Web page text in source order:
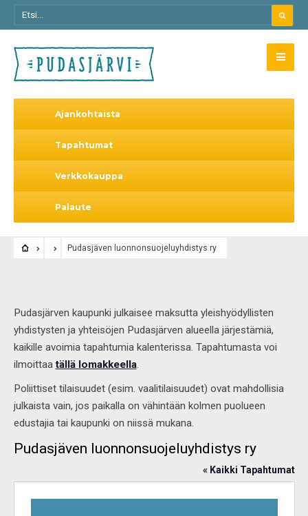
Ajankohtaista
Tapahtumat
Verkkokauppa
Palaute
Pudasjäven luonnonsuojeluyhdistys ry
Pudasjärven kaupunki julkaisee maksutta yleishyödyllisten
yhdistysten ja yhteisöjen Pudasjärven alueella järjestämiä,
kaikille avoimia tapahtumia kalenterissa. Tapahtumasta voi
ilmoittaatällä lomakkeella.
Poliittiset tilaisuudet (esim. vaalitilaisuudet) ovat mahdollisia
julkaista vain, jos paikalla on vähintään kolmen puolueen
edustajia tai kaupunki on niissä mukana.
Pudasjäven luonnonsuojeluyhdistys ry
« Kaikki Tapahtumat